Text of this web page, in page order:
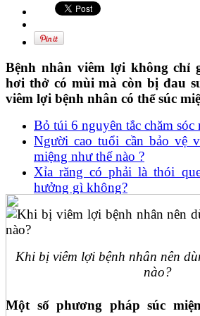
Bệnh nhân viêm lợi không chỉ
hơi thở có mùi mà còn bị đau
viêm lợi bệnh nhân có thể súc
Bỏ túi 6 nguyên tắc chăm sóc
Người cao tuổi cần bảo vệ
miệng như thế nào ?
Xỉa răng có phải là thói
hưởng gì không?
Khi bị viêm lợi bệnh nhân nên
nào?
Một số phương pháp súc